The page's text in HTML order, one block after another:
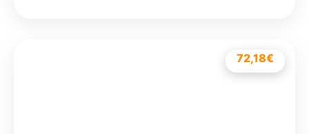
72,18€
102,18€